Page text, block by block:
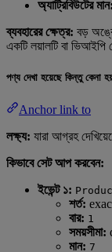
অ্যাট্রিবিউটের মান:
ব্যবহারের ক্ষেত্র: বড়
একটি লয়ালটি বা ভিআইপি
পণ্য দেখা হয়েছে কিন্তু কেনা
Anchor link to
লক্ষ্য: যারা আগ্রহ
কিভাবে সেট আপ করবেন:
ইভেন্ট ১:
শর্ত:
বার: 1
সময়সীমা:
মান: 7